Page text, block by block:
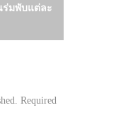
ร่มพับแต่ละ
Required